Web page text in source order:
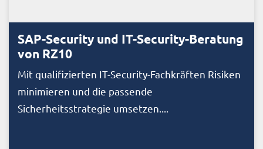
SAP-Security und IT-Security-Beratung
von RZ10
Mit qualifizierten IT-Security-Fachkräften Risiken
minimieren und die passende
Sicherheitsstrategie umsetzen....